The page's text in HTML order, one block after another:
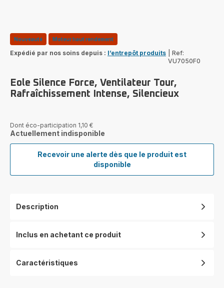
Nouveauté Moteur haut rendement
Expédié par nos soins depuis : l’entrepôt produits
Ref:
VU7050F0
Eole Silence Force, Ventilateur Tour,
Rafraîchissement Intense, Silencieux
Dont éco-participation 1,10 €
Actuellement indisponible
Recevoir une alerte dès que le produit est
disponible
Eole
Silence
Silencieux
Description
Inclus en achetant ce produit
Caractéristiques